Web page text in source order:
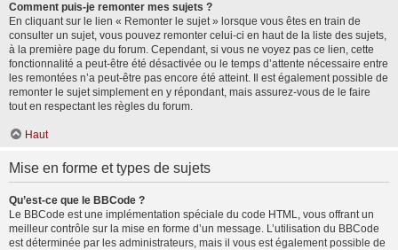
Comment puis-je remonter mes sujets ?
En cliquant sur le lien « Remonter le sujet » lorsque vous êtes en train de
consulter un sujet, vous pouvez remonter celui-ci en haut de la liste des sujets,
à la première page du forum. Cependant, si vous ne voyez pas ce lien, cette
fonctionnalité a peut-être été désactivée ou le temps d’attente nécessaire entre
les remontées n’a peut-être pas encore été atteint. Il est également possible de
remonter le sujet simplement en y répondant, mais assurez-vous de le faire
tout en respectant les règles du forum.
Haut
Mise en forme et types de sujets
Qu’est-ce que le BBCode ?
Le BBCode est une implémentation spéciale du code HTML, vous offrant un
meilleur contrôle sur la mise en forme d’un message. L’utilisation du BBCode
est déterminée par les administrateurs, mais il vous est également possible de